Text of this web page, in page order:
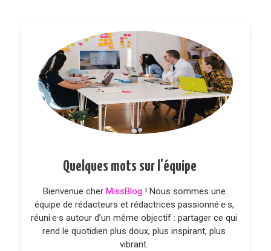
Quelques mots sur l'équipe
Bienvenue cher MissBlog ! Nous sommes une
équipe de rédacteurs et rédactrices passionné·e·s,
réuni·e·s autour d’un même objectif : partager ce qui
rend le quotidien plus doux, plus inspirant, plus
vibrant.